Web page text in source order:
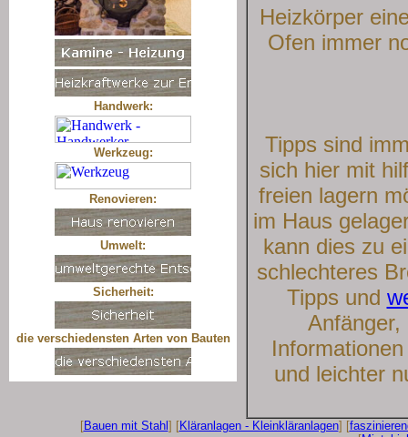
Handwerk:
Werkzeug:
Renovieren:
Umwelt:
Sicherheit:
die verschiedensten Arten von Bauten
Heizkörper
Ofen immer
Tipps sind
sich hier mit
freien lagern
im Haus
kann dies zu
schlechteres
Tipps und
Anfänger,
und leichter
[Bauen mit Stahl ] [Kläranlagen - Kleinkläranlagen] [